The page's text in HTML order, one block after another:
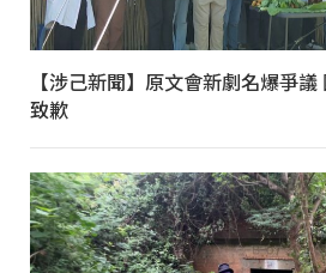
【涉己新聞】原文會新劇名爆爭
致歉